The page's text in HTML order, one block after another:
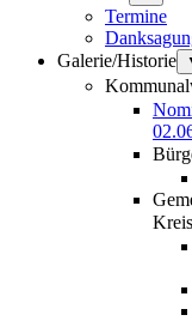
Termine
Galerie/Historie